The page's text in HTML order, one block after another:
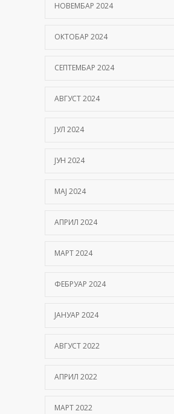
НОВЕМБАР 2024
ОКТОБАР 2024
СЕПТЕМБАР 2024
АВГУСТ 2024
ЈУЛ 2024
ЈУН 2024
МАЈ 2024
АПРИЛ 2024
МАРТ 2024
ФЕБРУАР 2024
ЈАНУАР 2024
АВГУСТ 2022
АПРИЛ 2022
МАРТ 2022